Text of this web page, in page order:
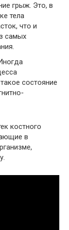
грыж. Это, в
тела
что и
самых
состояние
костного
в